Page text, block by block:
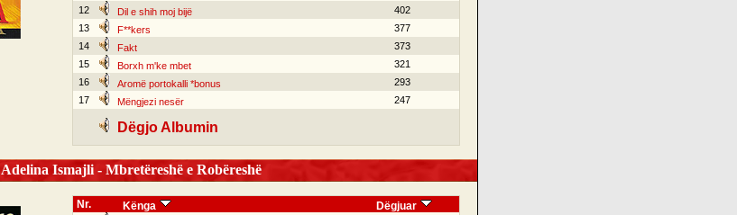
12
Dil e shih moj bijë
402
13
F**kers
377
14
Fakt
373
15
Borxh m'ke mbet
321
16
Aromë portokalli *bonus
293
17
Mëngjezi nesër 247
Dëgjo Albumin
Adelina Ismajli - Mbretëreshë e Robëreshë
Nr. Kënga Dëgjuar